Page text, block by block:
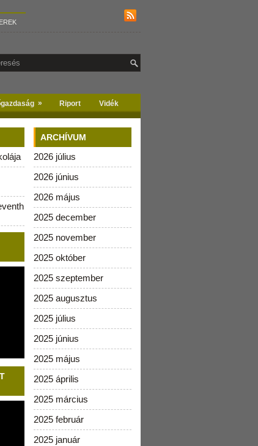
» Riport Vidék
ARCHÍVUM
2026 július
2026 június
2026 május
2025 december
2025 november
2025 október
2025 szeptember
2025 augusztus
2025 július
2025 június
2025 május
2025 április
2025 március
2025 február
2025 január